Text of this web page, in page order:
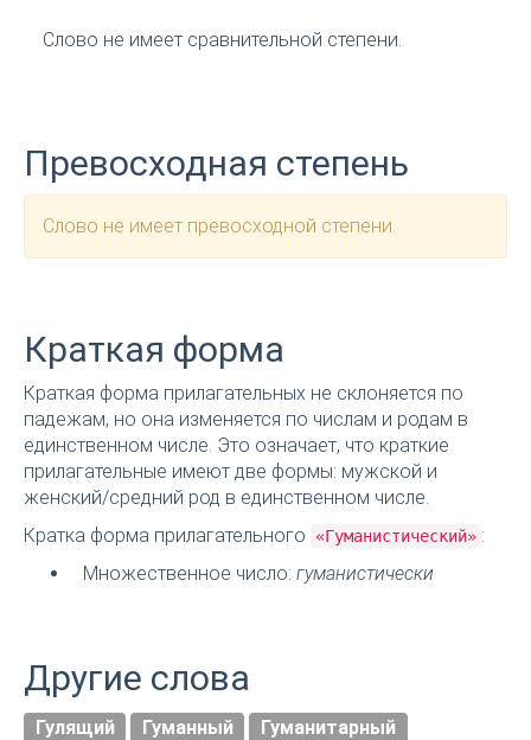
Слово не имеет сравнительной степени.
Превосходная степень
Слово не имеет превосходной степени.
Краткая форма
Краткая форма прилагательных не склоняется по
падежам, но она изменяется по числам и родам в
единственном числе. Это означает, что краткие
прилагательные имеют две формы: мужской и
женский/средний род в единственном числе.
Кратка форма прилагательного
«Гуманистический» :
Множественное число: гуманистически
Другие слова
Гулящий Гуманный Гуманитарный